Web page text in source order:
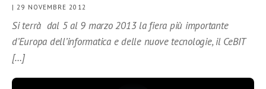
| 29 NOVEMBRE 2012
Si terrà dal 5 al 9 marzo 2013 la fiera più importante
d’Europa dell’informatica e delle nuove tecnologie, il CeBIT
[…]